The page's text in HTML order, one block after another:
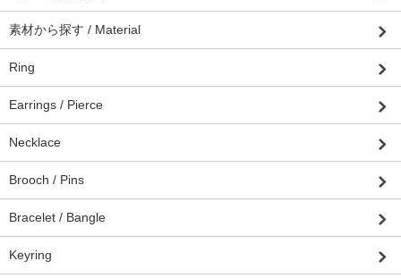
素材から探す / Material
Ring
Earrings / Pierce
Necklace
Brooch / Pins
Bracelet / Bangle
Keyring